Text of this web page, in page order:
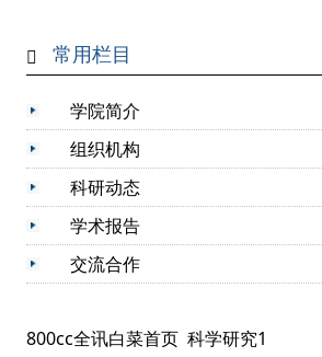
常用栏目
学院简介
组织机构
科研动态
学术报告
交流合作
800cc全讯白菜首页 科学研究1